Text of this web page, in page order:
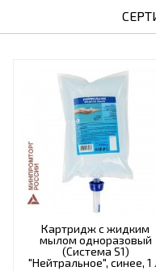
Картридж с жидким
мылом одноразовый
(Система S1)
"Нейтральное", синее, 1